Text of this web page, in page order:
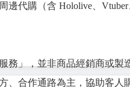
邊代購（含 Hololive、Vtuber
務」，並非商品經銷商或製
、合作通路為主，協助客人